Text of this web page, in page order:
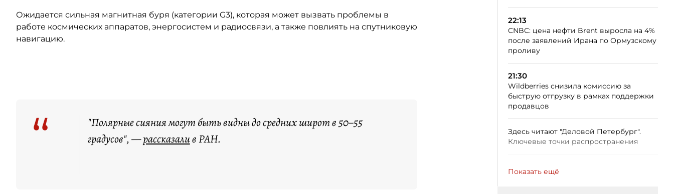
Ожидается сильная магнитная буря (категории G3), которая может вызвать проблемы в
работе космических аппаратов, энергосистем и радиосвязи, а также повлиять на спутниковую
навигацию.
“
"Полярные сияния могут быть видны до средних широт в 50–55
градусов", —рассказалив РАН.
22:13
CNBC: цена нефти Brent выросла на 4%
после заявлений Ирана по Ормузскому
проливу
21:30
Wildberries снизила комиссию за
быструю отгрузку в рамках поддержки
продавцов
Здесь читают "Деловой Петербург".
Ключевые точки распространения
Показать ещё